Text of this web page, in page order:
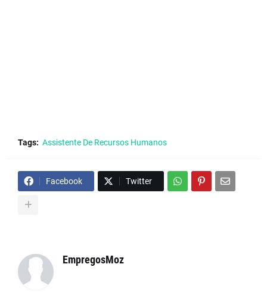
Tags: Assistente De Recursos Humanos
Facebook Twitter
EmpregosMoz